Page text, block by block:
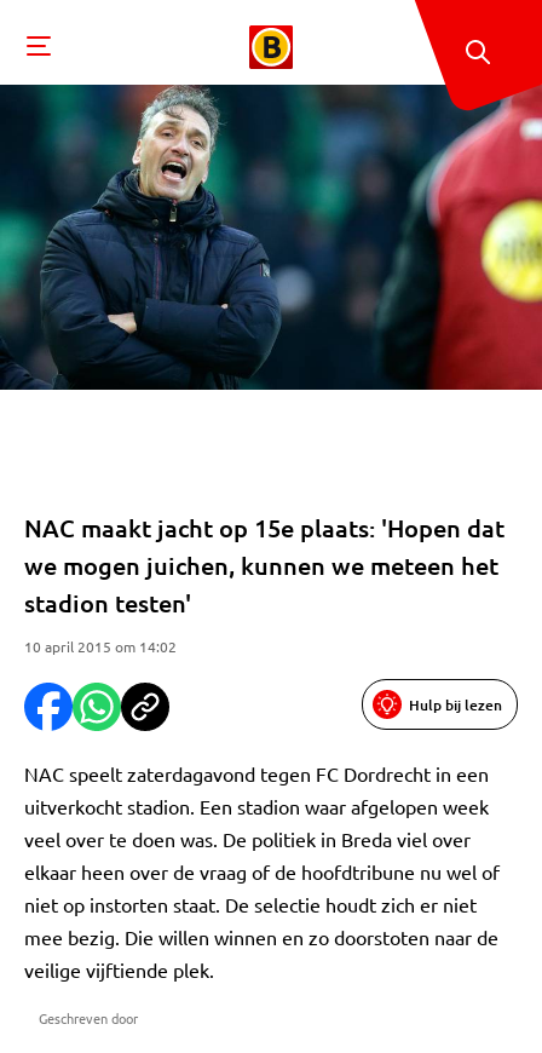
NAC maakt jacht op 15e plaats: 'Hopen dat
we mogen juichen, kunnen we meteen het
stadion testen'
10 april 2015 om 14:02
Hulp bij lezen
NAC speelt zaterdagavond tegen FC Dordrecht in een
uitverkocht stadion. Een stadion waar afgelopen week
veel over te doen was. De politiek in Breda viel over
elkaar heen over de vraag of de hoofdtribune nu wel of
niet op instorten staat. De selectie houdt zich er niet
mee bezig. Die willen winnen en zo doorstoten naar de
veilige vijftiende plek.
Geschreven door